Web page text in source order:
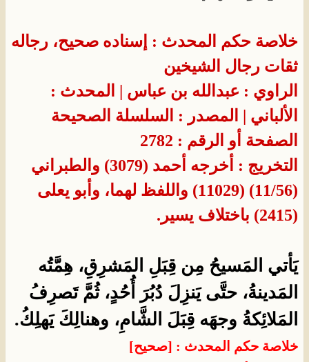
خلاصة حكم المحدث : إسناده صحيح، رجاله
ثقات رجال الشيخين
الراوي : عبدالله بن عباس | المحدث :
الألباني | المصدر : السلسلة الصحيحة
الصفحة أو الرقم : 2782
التخريج : أخرجه أحمد (3079) والطبراني
(11/56) (11029) واللفظ لهما، وأبو يعلى
(2415) باختلاف يسير.​
يَأتي المَسيحُ مِن قِبَلِ المَشرِقِ، هِمَّتُه
المَدينةُ، حتَّى يَنزِلَ دُبُرَ أُحُدٍ، ثُمَّ تَصرِفُ
المَلائِكةُ وجهَه قِبَلَ الشَّامِ، وهنالِكَ يَهلِكُ.
خلاصة حكم المحدث : [صحيح]